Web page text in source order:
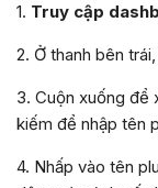
1. Truy cập
2. Ở thanh bên
3. Cuộn xuống để
kiếm để nhập tên
4. Nhấp vào tên